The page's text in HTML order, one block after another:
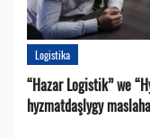
Logistika
“Hazar Logistik” we
hyzmatdaşlygy